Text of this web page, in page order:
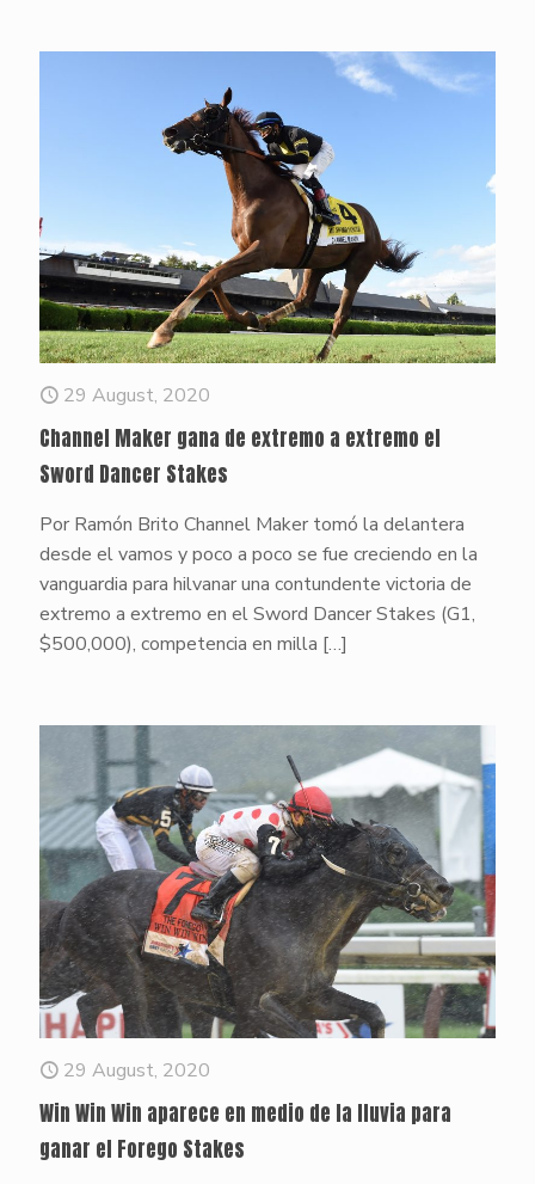
29 August, 2020
Channel Maker gana de extremo a extremo el
Sword Dancer Stakes
Por Ramón Brito Channel Maker tomó la delantera
desde el vamos y poco a poco se fue creciendo en la
vanguardia para hilvanar una contundente victoria de
extremo a extremo en el Sword Dancer Stakes (G1,
$500,000), competencia en milla […]
29 August, 2020
Win Win Win aparece en medio de la lluvia para
ganar el Forego Stakes